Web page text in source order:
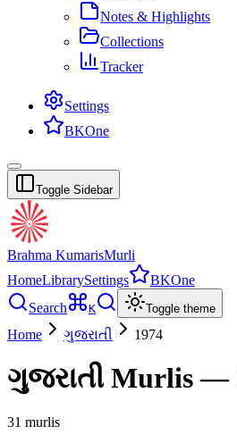
Notes & Highlights
Collections
Tracker
Settings
BKOne
Toggle Sidebar
Brahma KumarisMurli
HomeLibrarySettings
BKOne
Search
K Toggle theme
Home ગુજરાતી 1974
ગુજરાતીMurlis —
31 murlis